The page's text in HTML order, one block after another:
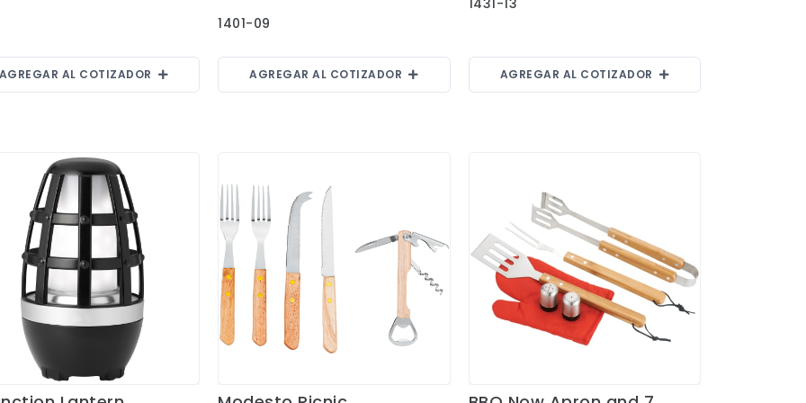
AL COTIZADOR
1401-09
AGREGAR AL COTIZADOR
1431-13
AGREGAR AL COTIZADOR